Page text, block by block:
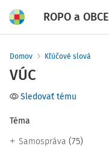
ROPO a OBCE
Domov Kľúčové slová
VÚC
Sledovať tému
Téma
Samospráva (75)